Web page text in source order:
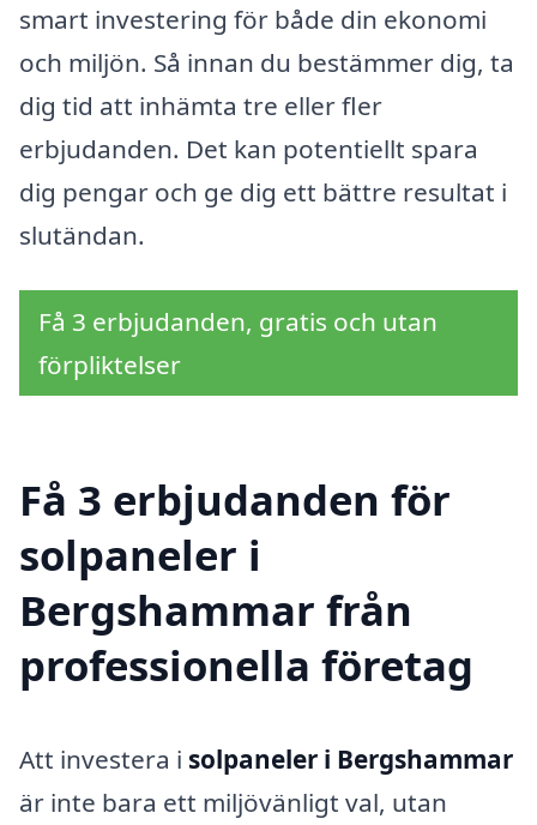
smart investering för både din ekonomi
och miljön. Så innan du bestämmer dig, ta
dig tid att in­hämta tre eller fler
erbjudanden. Det kan potentiellt spara
dig pengar och ge dig ett bättre resultat i
slutändan.
Få 3 erbjudanden, gratis och utan
förpliktelser
Få 3 erbjudanden för
solpaneler i
Bergshammar från
professionella företag
Att investera i solpaneler i Bergshammar
är inte bara ett miljövänligt val, utan